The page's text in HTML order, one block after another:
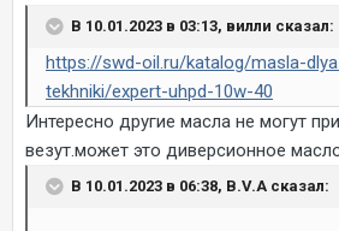
В 10.01.2023 в 03:13, вилли сказал:
https://swd-oil.ru/katalog/masla-
tekhniki/expert-uhpd-10w-40
Интересно другие масла не могут
везут.может это диверсионное
В 10.01.2023 в 06:38, B.V.A сказал: